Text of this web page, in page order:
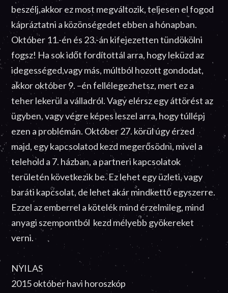
beszélj,akkor ez most megváltozik, teljesen el fogod
kápráztatni a közönségedet ebben a hónapban.
Október 11.-én és 23.-án kifejezetten tündökölni
fogsz! Ha sok időt fordítottál arra, hogy leküzd az
idegességed,vagy más, múltból hozott gondodat,
akkor október 9. –én fellélegezhetsz, mert ez a
teher lekerül a válladról. Vagy elérsz egy áttörést az
ügyben, vagy végre képes leszel arra, hogy túllépj
ezen a problémán. Október 27. körül úgy érzed
majd, egy kapcsolatod kezd megerősödni, mivel a
telehold a 7. házban, a partneri kapcsolatok
területén következik be. Ez lehet egy üzleti, vagy
baráti kapcsolat, de lehet akár mindkettő egyszerre.
Ezzel az emberrel a kötelék mind érzelmileg, mind
anyagi szempontból kezd mélyebb gyökereket
verni.
NYILAS
2015 október havi horoszkóp